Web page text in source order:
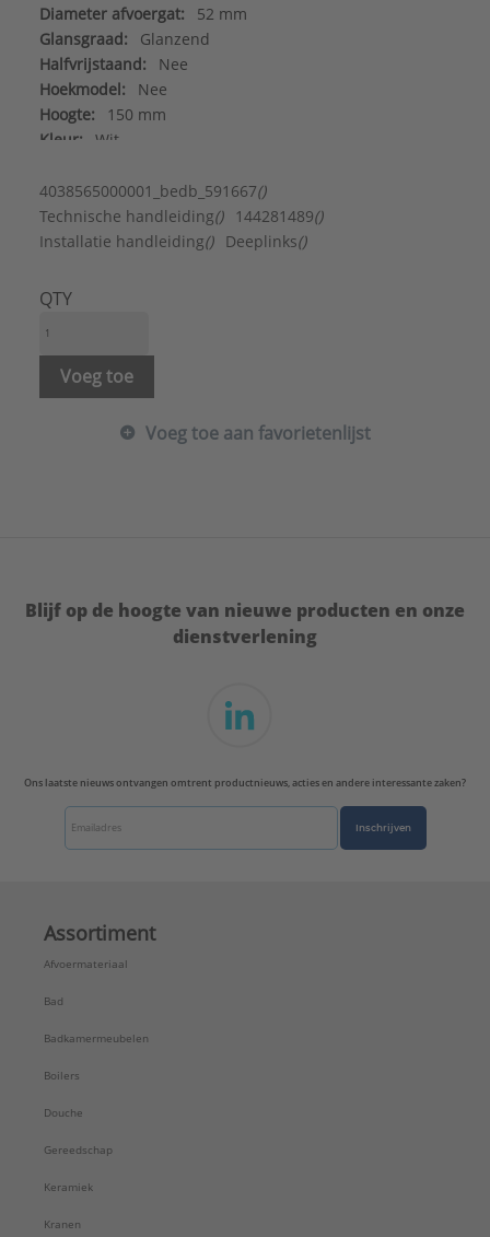
Diameter afvoergat:
52 mm
Glansgraad:
Glanzend
Halfvrijstaand:
Nee
Hoekmodel:
Nee
Hoogte:
150 mm
Kleur:
Wit
Materiaal: Staal
Materiaalkwaliteit: Overig
Met antislip voorziening:
Nee
Met polystyreen ondersteuning:
Met poten:
Met tegelrand:
Model:
Universeel
Oppervlaktebescherming:
Vierkant
4038565000001_bedb_591667()
Technische handleiding() 144281489()
Installatie handleiding() Deeplinks()
QTY
Voeg toe
Voeg toe aan favorietenlijst
Blijf op de hoogte van nieuwe producten en onze
dienstverlening
Ons laatste nieuws ontvangen omtrent productnieuws, acties en andere interessante zaken?
Inschrijven
Assortiment
Afvoermateriaal
Bad
Badkamermeubelen
Boilers
Douche
Gereedschap
Keramiek
Kranen